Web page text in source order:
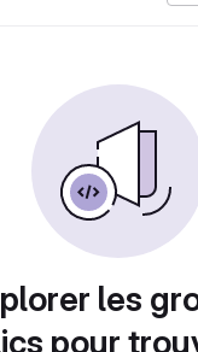
les
pour